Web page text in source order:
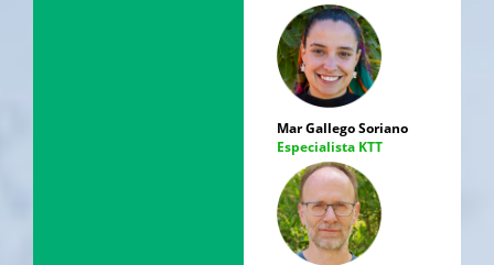
Mar Gallego Soriano
Especialista KTT